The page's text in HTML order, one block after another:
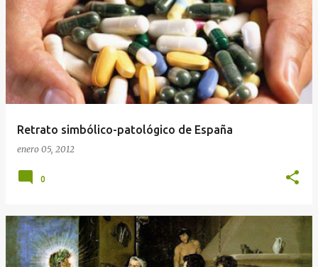
Retrato simbólico-patológico de España
enero 05, 2012
0